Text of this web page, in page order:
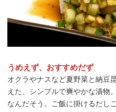
うめえず、おすすめだず
オクラやナスなど夏野菜と納豆
えた、シンプルで爽やかな漬物
なんだそう。ご飯に掛けるだし